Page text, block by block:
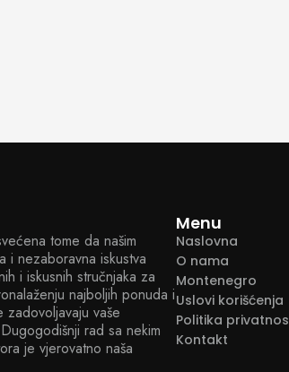
tome da našim
i nezaboravna iskustva
i iskusnih stručnjaka za
najboljih ponuda i
vaše
rad sa nekim
je vjerovatno naša
Menu
Naslovna
O nama
Montenegro
Uslovi korišćenja
Politika
Kontakt